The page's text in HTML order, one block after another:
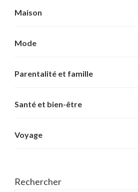
Maison
Mode
Parentalité et famille
Santé et bien-être
Voyage
Rechercher